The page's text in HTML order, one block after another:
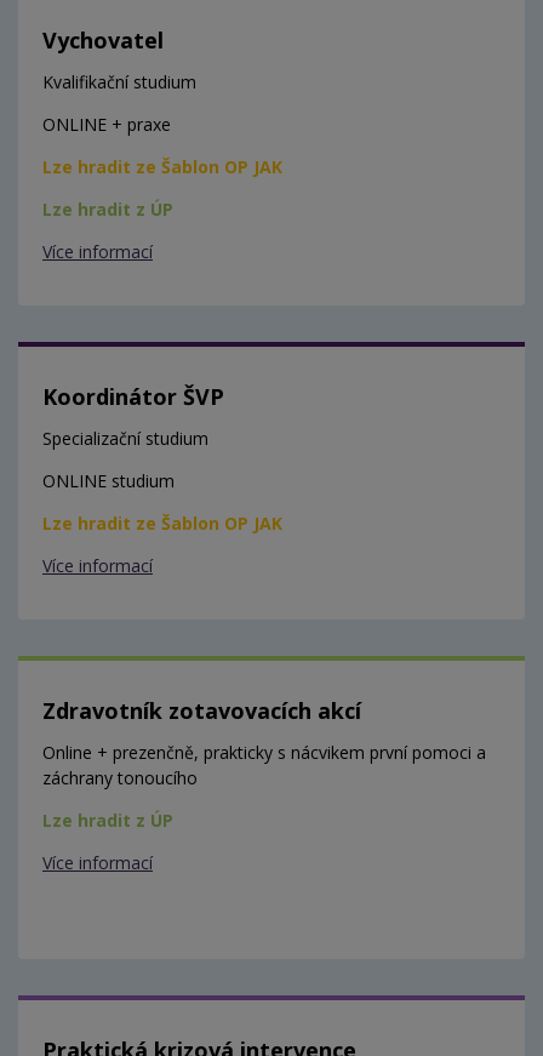
Vychovatel
Kvalifikační studium
ONLINE + praxe
Lze hradit ze Šablon OP JAK
Lze hradit z ÚP
Více informací
Koordinátor ŠVP
Specializační studium
ONLINE studium
Lze hradit ze Šablon OP JAK
Více informací
Zdravotník zotavovacích akcí
Online + prezenčně, prakticky s nácvikem první pomoci a
záchrany tonoucího
Lze hradit z ÚP
Více informací
Praktická krizová intervence